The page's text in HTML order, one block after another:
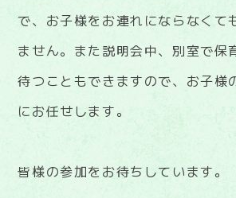
で、お子様をお連れにならなくて
ません。また説明会中、別室で保
待つこともできますので、お子様
にお任せします。
皆様の参加をお待ちしています。